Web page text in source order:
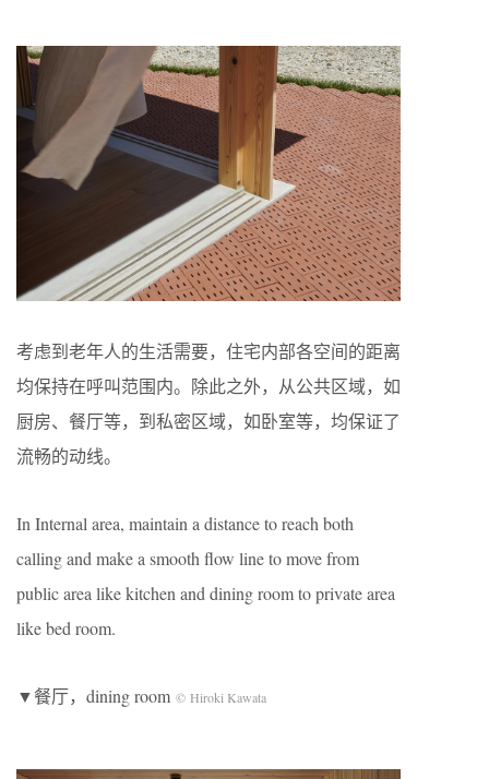
考虑到老年人的生活需要，住宅内部各空间的距离
均保持在呼叫范围内。除此之外，从公共区域，如
厨房、餐厅等，到私密区域，如卧室等，均保证了
流畅的动线。
In Internal area, maintain a distance to reach both
calling and make a smooth flow line to move from
public area like kitchen and dining room to private area
like bed room.
▼餐厅，dining room © Hiroki Kawata